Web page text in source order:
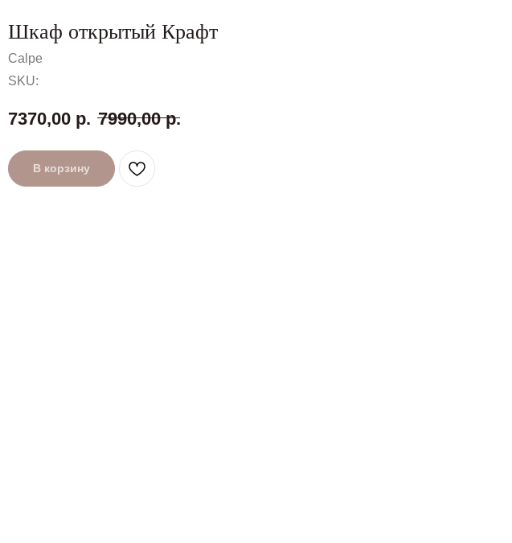
Шкаф открытый Крафт
Calpe
SKU:
7370,00 р. 7990,00 р.
В корзину